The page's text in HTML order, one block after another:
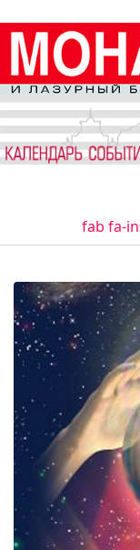
fab fa-